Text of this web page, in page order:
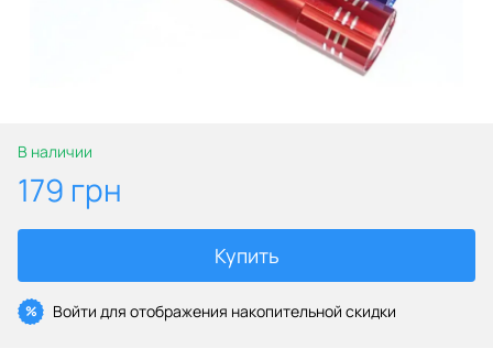
В наличии
179 грн
Купить
% Войти для отображения накопительной скидки